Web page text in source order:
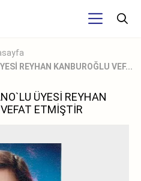
REYHAN KANBUROĞLU VEF...
ÜYESİ REYHAN
ETMİŞTİR